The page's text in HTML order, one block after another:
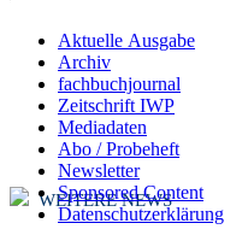
Aktuelle Ausgabe
Archiv
fachbuchjournal
Zeitschrift IWP
Mediadaten
Abo / Probeheft
Newsletter
Sponsored Content
Datenschutzerklärung
WEITERE NEWS